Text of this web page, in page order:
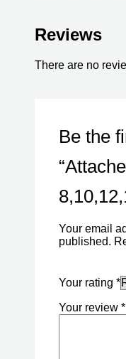
Reviews
There are no
Be the
Your email
published.
Your rating *
Your review *